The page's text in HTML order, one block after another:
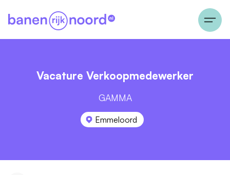
Vacature Verkoopmedewerker
GAMMA
Emmeloord